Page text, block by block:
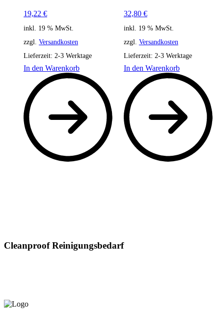
19,22 €
inkl. 19 % MwSt.
zzgl. Versandkosten
Lieferzeit: 2-3 Werktage
In den Warenkorb
32,80 €
inkl. 19 % MwSt.
zzgl. Versandkosten
Lieferzeit: 2-3 Werktage
In den Warenkorb
Cleanproof Reinigungsbedarf